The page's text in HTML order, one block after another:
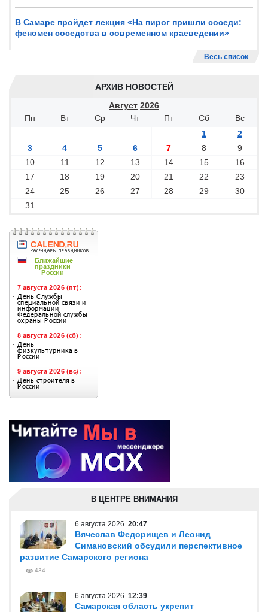
В Самаре пройдет лекция «На пирог пришли соседи:
феномен соседства в современном краеведении»
Весь список
АРХИВ НОВОСТЕЙ
Август 2026
Пн
Вт Ср Чт Пт Сб
Вс
1
2
3
4 5 6 7 8
9
10
11 12 13 14 15
16
17
18 19 20 21 22
23
24
25 26 27 28 29
30
31
В ЦЕНТРЕ ВНИМАНИЯ
6 августа 2026 20:47
Вячеслав Федорищев и Леонид
Симановский обсудили перспективное
развитие Самарского региона
434
6 августа 2026 12:39
Самарская область укрепит